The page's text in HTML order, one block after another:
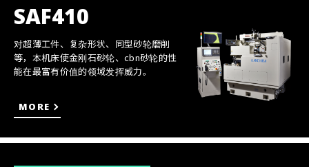
SAF410
对超薄工件、复杂形状、同型砂轮磨削
等，本机床使金刚石砂轮、cbn砂轮的性
能在最富有价值的领域发挥威力。
MORE